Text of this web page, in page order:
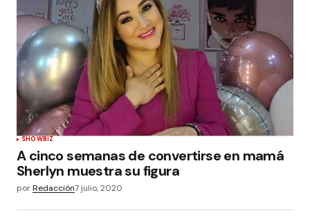
SHOWBIZ
A cinco semanas de convertirse en mamá
Sherlyn muestra su figura
porRedacción7 julio, 2020